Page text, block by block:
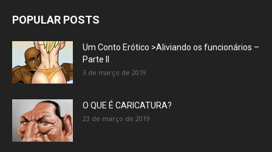
POPULAR POSTS
Um Conto Erótico >Aliviando os funcionários –
Parte II
3 de março de 2019
O QUE É CARICATURA?
23 de março de 2019